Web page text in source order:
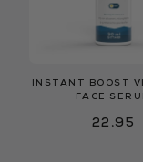
INSTANT BOOST
FACE
22,95